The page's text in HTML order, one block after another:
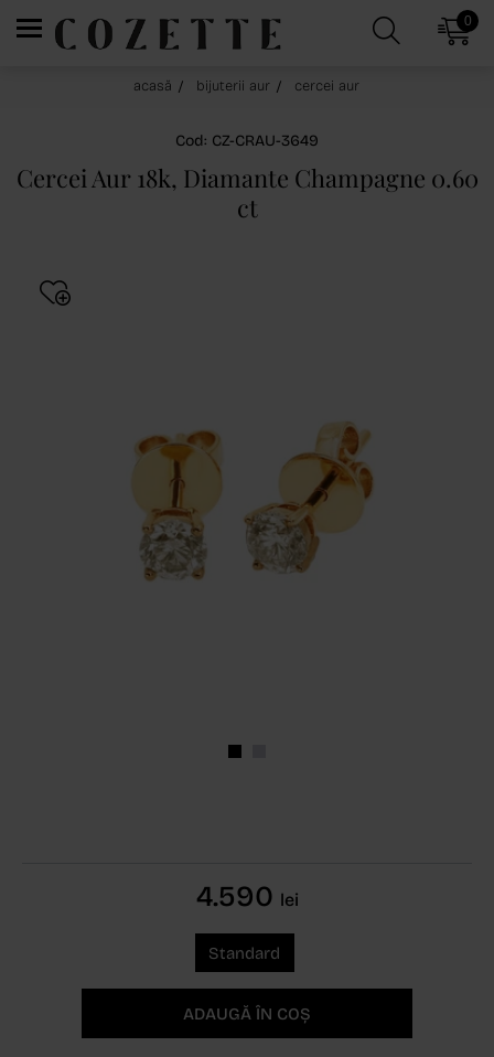
0
acasă bijuterii aur cercei aur
Cod: CZ-CRAU-3649
Cercei Aur 18k, Diamante Champagne 0.60
ct
4.590 lei
Standard
ADAUGĂ ÎN COȘ